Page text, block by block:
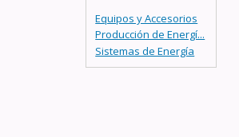
Equipos y Accesorios
Producción de Energí...
Sistemas de Energía